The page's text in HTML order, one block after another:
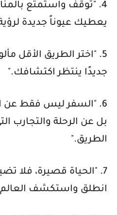
4. "توقف واستمتع
يعطيك عيوناً جديدة
5. "اختر الطريق الأقل
جديدًا ينتظر اكتشافك."
6. "السفر ليس فقط عن
بل عن الرحلة والتجارب
الطريق."
7. "الحياة قصيرة، فلا
انطلق واستكشف